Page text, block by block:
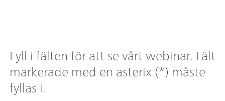
Fyll i fälten för att se vårt webinar. Fält
markerade med en asterix (*) måste
fyllas i.